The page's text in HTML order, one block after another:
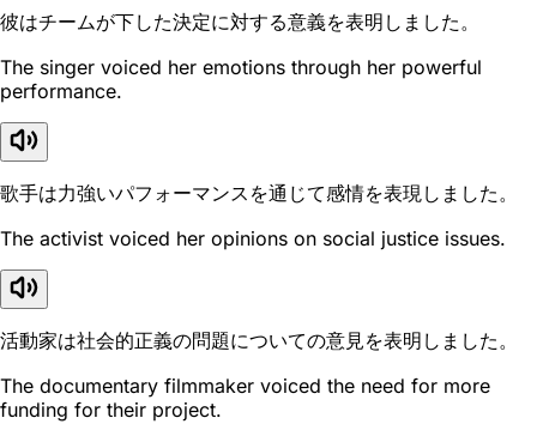
彼はチームが下した決定に対する意義を表明しました。
The singer voiced her emotions through her powerful
performance.
歌手は力強いパフォーマンスを通じて感情を表現しました。
The activist voiced her opinions on social justice issues.
活動家は社会的正義の問題についての意見を表明しました。
The documentary filmmaker voiced the need for more
funding for their project.